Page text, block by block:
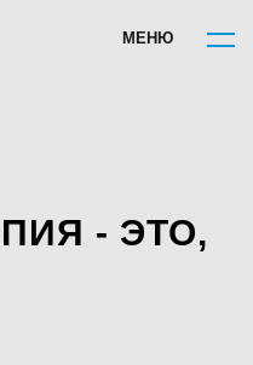
М ЕН Ю
- ЭТО,